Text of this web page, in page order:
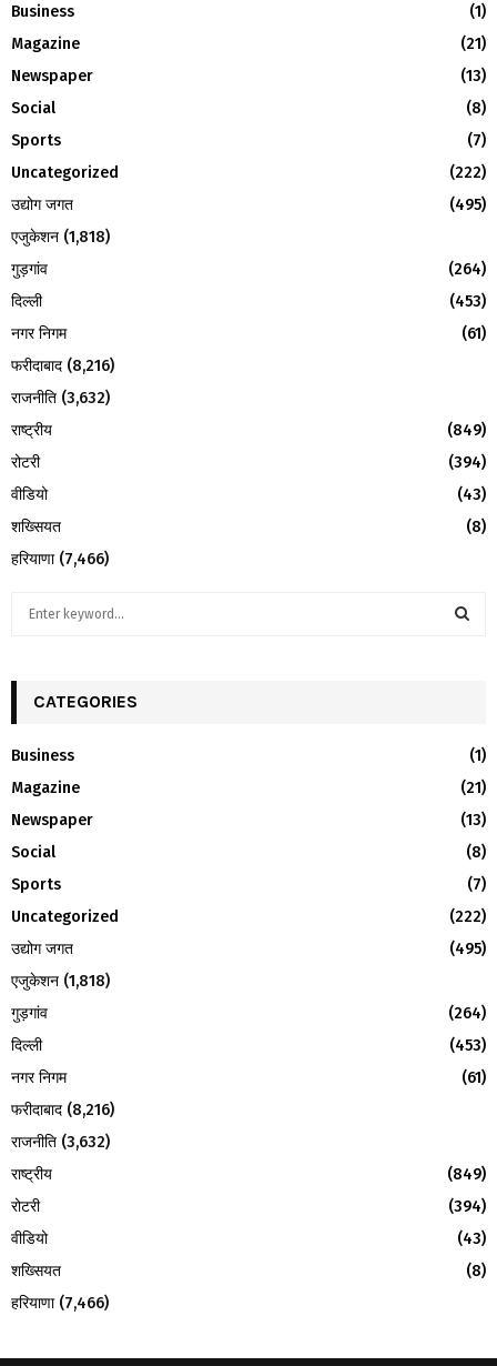
o
r
:
R
Business
(1)
Magazine
(21)
Newspaper
(13)
Social
(8)
Sports
(7)
Uncategorized
(222)
उद्योग जगत
(495)
एजुकेशन (1,818)
गुड़गांव
(264)
दिल्ली
(453)
नगर निगम
(61)
फरीदाबाद (8,216)
राजनीति (3,632)
राष्ट्रीय
(849)
रोटरी
(394)
वीडियो
(43)
शख्सियत
(8)
हरियाणा(7,466)
h
o
r
:
R
CATEGORIES
Business
(1)
Magazine
(21)
Newspaper
(13)
Social
(8)
Sports
(7)
Uncategorized
(222)
उद्योग जगत
(495)
एजुकेशन (1,818)
गुड़गांव
(264)
दिल्ली
(453)
नगर निगम
(61)
फरीदाबाद (8,216)
राजनीति (3,632)
राष्ट्रीय
(849)
रोटरी
(394)
वीडियो
(43)
शख्सियत
(8)
हरियाणा(7,466)